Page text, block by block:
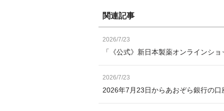
関連記事
2026/7/23
「《公式》新日本製薬オンラインシ
2026/7/23
2026年7月23日からあおぞら銀行の口